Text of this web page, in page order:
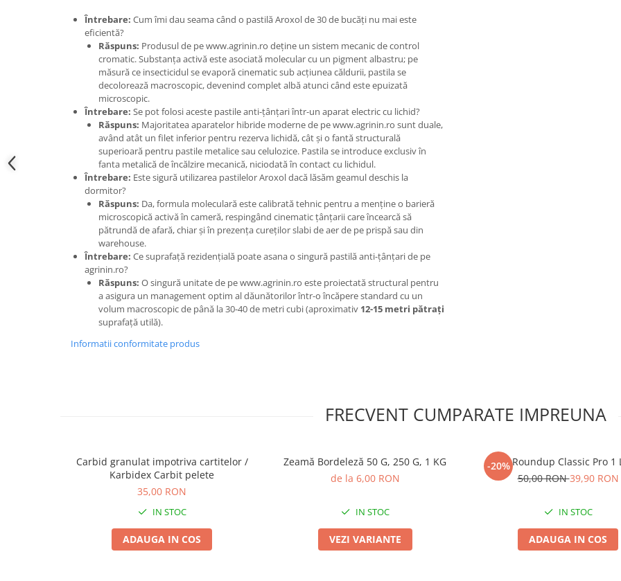
Accesorii gard electric
Araci/ Suporti plante
Candele / Rezerve / Lumanari
Carabine/ carlige
Diverse casa si gradina
Diverse depozitare
Echipament protectie gradina
Furtun / banda / tub
Motofierastrau / Drujba
Pila motofierastrau / drujba
Spray si intretinere
Acumulatori si Incarcatoare
Întrebare: Cum îmi dau seama când o pastilă Aroxol de 30 de bucăți nu mai este
eficientă?
Răspuns: Produsul de pe www.agrinin.ro deține un sistem mecanic de control
cromatic. Substanța activă este asociată molecular cu un pigment albastru; pe
măsură ce insecticidul se evaporă cinematic sub acțiunea căldurii, pastila se
decolorează macroscopic, devenind complet albă atunci când este epuizată
microscopic.
Întrebare: Se pot folosi aceste pastile anti-țânțari într-un aparat electric cu lichid?
Răspuns: Majoritatea aparatelor hibride moderne de pe www.agrinin.ro sunt duale,
având atât un filet inferior pentru rezerva lichidă, cât și o fantă structurală
superioară pentru pastile metalice sau celulozice. Pastila se introduce exclusiv în
fanta metalică de încălzire mecanică, niciodată în contact cu lichidul.
Întrebare: Este sigură utilizarea pastilelor Aroxol dacă lăsăm geamul deschis la
dormitor?
Răspuns: Da, formula moleculară este calibrată tehnic pentru a menține o barieră
microscopică activă în cameră, respingând cinematic țânțarii care încearcă să
pătrundă de afară, chiar și în prezența cureților slabi de aer de pe prispă sau din
warehouse.
Întrebare: Ce suprafață rezidențială poate asana o singură pastilă anti-țânțari de pe
agrinin.ro?
Răspuns: O singură unitate de pe www.agrinin.ro este proiectată structural pentru
a asigura un management optim al dăunătorilor într-o încăpere standard cu un
volum macroscopic de până la 30-40 de metri cubi (aproximativ 12-15 metri pătrați
suprafață utilă).
Informatii conformitate produs
FRECVENT CUMPARATE IMPREUNA
Carbid granulat impotriva cartitelor /
Karbidex Carbit pelete
35,00 RON
IN STOC
ADAUGA IN COS
Zeamă Bordeleză 50 G, 250 G, 1 KG
de la 6,00 RON
IN STOC
VEZI VARIANTE
-20%Roundup Classic Pro 1
50,00 RON39,90 RON
IN STOC
ADAUGA IN COS